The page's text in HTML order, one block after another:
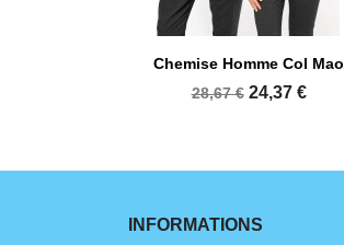
Aperçu rapide
Chemise Homme Col Mao
28,67 € 24,37 €
INFORMATIONS